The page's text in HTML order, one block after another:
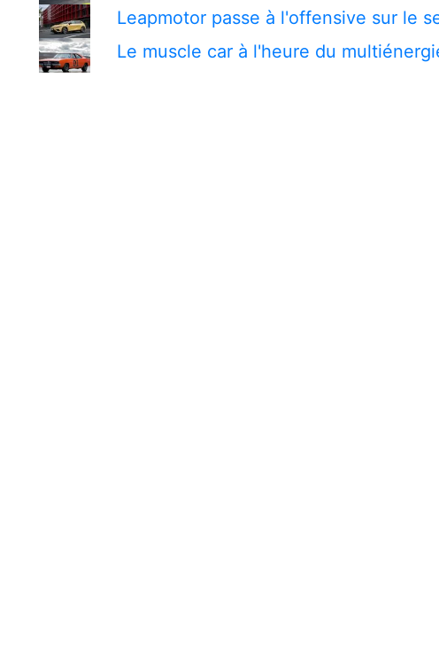
Leapmotor passe à l'offensive sur le
Le muscle car à l'heure du